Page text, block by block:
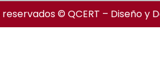
© QCERT – Diseño y